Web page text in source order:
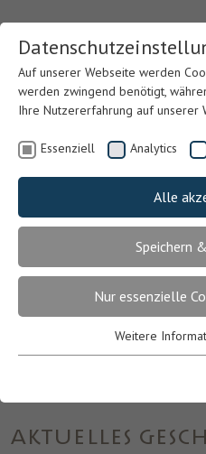
Previous
AKTUELLES
Auf unserer Webseite werden
werden zwingend benötigt,
Ihre Nutzererfahrung auf unserer
Essenziell Analytics
Alle
Speichern
Nur essenzielle
Essenzielle Cookies werden für
einwandfrei funktioniert.
Name cookie_optin
Cookie-
Weitere